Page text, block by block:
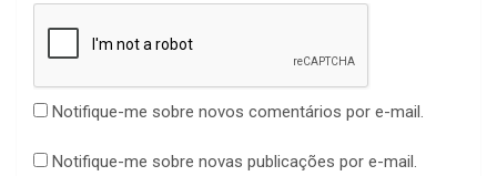
Notifique-me sobre novos comentários por e-mail.
Notifique-me sobre novas publicações por e-mail.